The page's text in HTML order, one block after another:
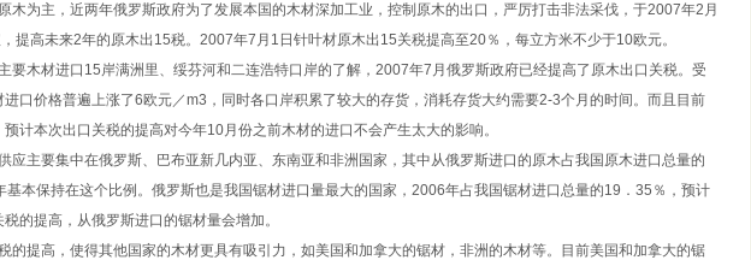
为主，近两年俄罗斯政府为了发展本国的木材深加工业，控制原木的出口，严厉打击非法采伐，于2007年2月
提高未来2年的原木出15税。2007年7月1日针叶材原木出15关税提高至20％，每立方米不少于10欧元。
木材进口15岸满洲里、绥芬河和二连浩特口岸的了解，2007年7月俄罗斯政府已经提高了原木出口关税。受
进口价格普遍上涨了6欧元／m3，同时各口岸积累了较大的存货，消耗存货大约需要2-3个月的时间。而且目前
计本次出口关税的提高对今年10月份之前木材的进口不会产生太大的影响。
主要集中在俄罗斯、巴布亚新几内亚、东南亚和非洲国家，其中从俄罗斯进口的原木占我国原木进口总量的
基本保持在这个比例。俄罗斯也是我国锯材进口量最大的国家，2006年占我国锯材进口总量的19．35％，预计
的提高，从俄罗斯进口的锯材量会增加。
提高，使得其他国家的木材更具有吸引力，如美国和加拿大的锯材，非洲的木材等。目前美国和加拿大的锯